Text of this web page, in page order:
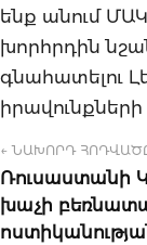
ենք անում
խորհրդին
գնահատելու
← ՆԱԽՈՐԴ
Ռուսաստանի
խաչի